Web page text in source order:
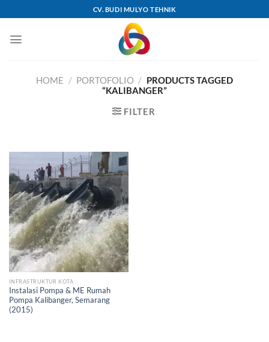
to
content
CV. BUDI MULYO TEHNIK
HOME / PORTOFOLIO / PRODUCTS TAGGED
“KALIBANGER”
FILTER
INFRASTRUKTUR KOTA
Instalasi Pompa & ME Rumah
Pompa Kalibanger, Semarang
(2015)